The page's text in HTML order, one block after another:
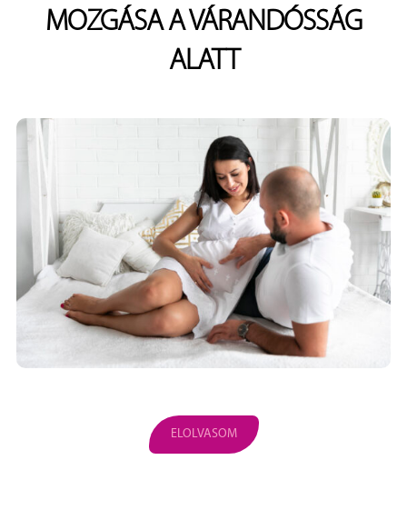
MOZGÁSA A VÁRANDÓSSÁG
ALATT
ELOLVASOM